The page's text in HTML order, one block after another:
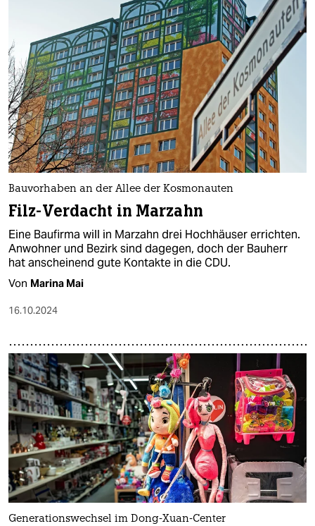
Bauvorhaben an der Allee der Kosmonauten
Filz-Verdacht in Marzahn
Eine Baufirma will in Marzahn drei Hochhäuser errichten.
Anwohner und Bezirk sind dagegen, doch der Bauherr
hat anscheinend gute Kontakte in die CDU.
Von Marina Mai
16.10.2024
Generationswechsel im Dong-Xuan-Center